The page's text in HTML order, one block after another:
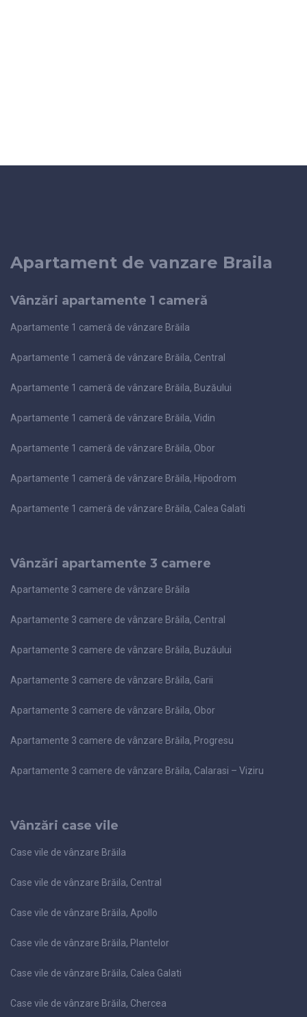
Apartament de vanzare Braila
Vânzări apartamente 1 cameră
Apartamente 1 cameră de vânzare Brăila
Apartamente 1 cameră de vânzare Brăila, Central
Apartamente 1 cameră de vânzare Brăila, Buzăului
Apartamente 1 cameră de vânzare Brăila, Vidin
Apartamente 1 cameră de vânzare Brăila, Obor
Apartamente 1 cameră de vânzare Brăila, Hipodrom
Apartamente 1 cameră de vânzare Brăila, Calea Galati
Vânzări apartamente 3 camere
Apartamente 3 camere de vânzare Brăila
Apartamente 3 camere de vânzare Brăila, Central
Apartamente 3 camere de vânzare Brăila, Buzăului
Apartamente 3 camere de vânzare Brăila, Garii
Apartamente 3 camere de vânzare Brăila, Obor
Apartamente 3 camere de vânzare Brăila, Progresu
Apartamente 3 camere de vânzare Brăila, Calarasi – Viziru
Vânzări case vile
Case vile de vânzare Brăila
Case vile de vânzare Brăila, Central
Case vile de vânzare Brăila, Apollo
Case vile de vânzare Brăila, Plantelor
Case vile de vânzare Brăila, Calea Galati
Case vile de vânzare Brăila, Chercea